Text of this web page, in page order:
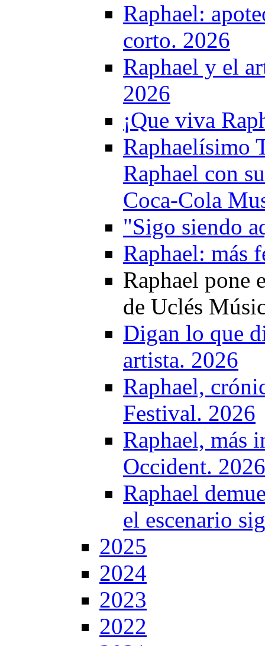
Raphael:
corto. 2026
Raphael y el
2026
¡Que viva
Raphaelísimo
Raphael con
Coca-Cola
"Sigo siendo
Raphael: más
Raphael pone
de Uclés
Digan lo que
artista. 2026
Raphael,
Festival. 2026
Raphael, más
Occident. 2026
Raphael
el escenario
2025
2024
2023
2022